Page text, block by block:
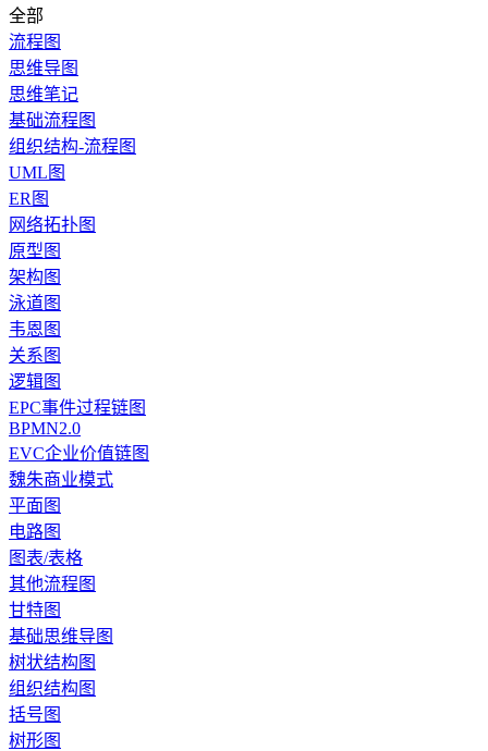
全部
流程图
思维导图
思维笔记
基础流程图
组织结构-流程图
UML图
ER图
网络拓扑图
原型图
架构图
泳道图
韦恩图
关系图
逻辑图
EPC事件过程链图
BPMN2.0
EVC企业价值链图
魏朱商业模式
平面图
电路图
图表/表格
其他流程图
甘特图
基础思维导图
树状结构图
组织结构图
括号图
树形图